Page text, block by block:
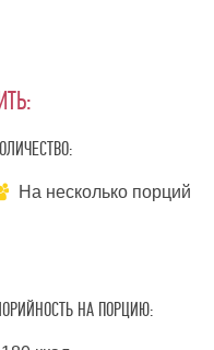
На несколько порций
НА ПОРЦИЮ: